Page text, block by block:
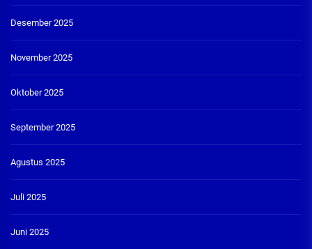
Desember 2025
November 2025
Oktober 2025
September 2025
Agustus 2025
Juli 2025
Juni 2025